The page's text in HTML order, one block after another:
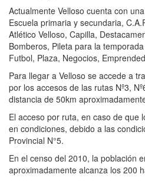
Actualmente Velloso cuenta con
Escuela primaria y secundaria,
Atlético Velloso, Capilla,
Bomberos, Pileta para la
Futbol, Plaza, Negocios,
Para llegar a Velloso se accede a
por los accesos de las rutas Nº3,
distancia de 50km
El acceso por ruta, en caso de que
en condiciones, debido a las
Provincial N°5.
En el censo del 2010, la población
aproximadamente alcanza los 200